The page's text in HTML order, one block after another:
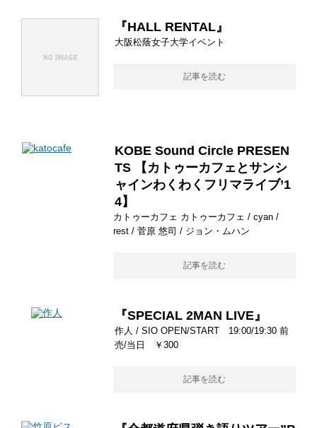
『HALL RENTAL』
大阪松蔭女子大学イベント
記事を読む
KOBE Sound Circle PRESEN
TS 【カトゥーカフェとサンシ
ャインわくわくフリマライブ’1
4】
カトゥーカフェ カトゥーカフェ / cyan /
rest / 菅原 悠司 / ジョン・ムハン
記事を読む
『SPECIAL 2MAN LIVE』
作人 / SIO OPEN/START 19:00/19:30 前
売/当日 ￥300
記事を読む